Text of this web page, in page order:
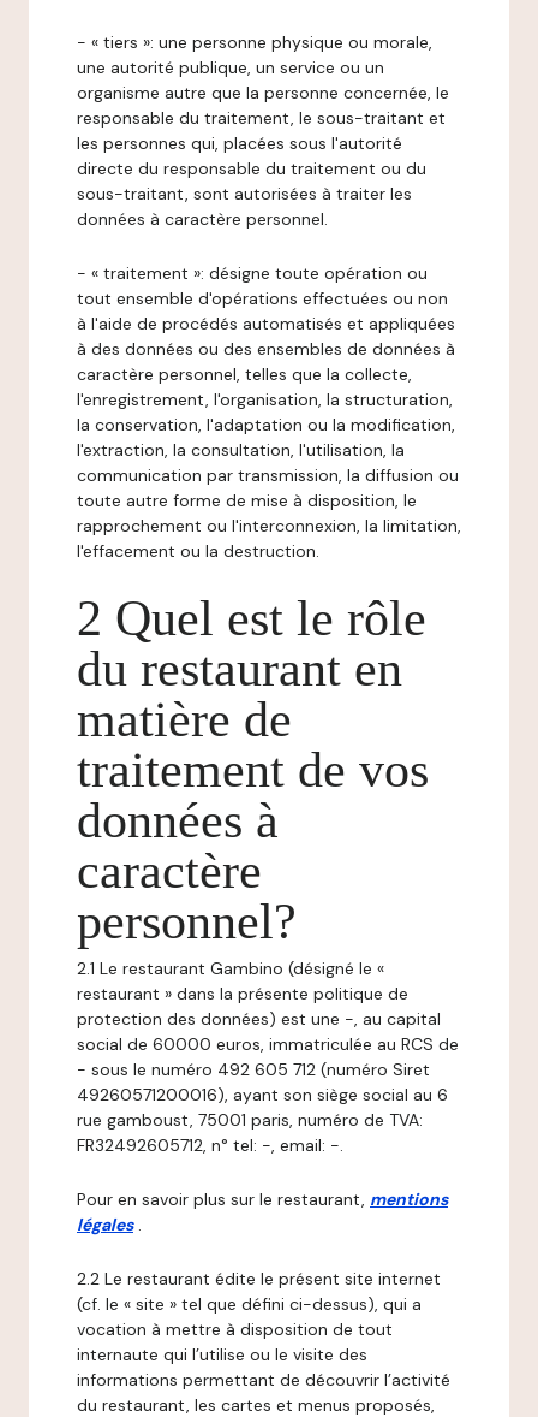
- « tiers »: une personne physique ou morale,
une autorité publique, un service ou un
organisme autre que la personne concernée, le
responsable du traitement, le sous-traitant et
les personnes qui, placées sous l'autorité
directe du responsable du traitement ou du
sous-traitant, sont autorisées à traiter les
données à caractère personnel.
- « traitement »: désigne toute opération ou
tout ensemble d'opérations effectuées ou non
à l'aide de procédés automatisés et appliquées
à des données ou des ensembles de données à
caractère personnel, telles que la collecte,
l'enregistrement, l'organisation, la structuration,
la conservation, l'adaptation ou la modification,
l'extraction, la consultation, l'utilisation, la
communication par transmission, la diffusion ou
toute autre forme de mise à disposition, le
rapprochement ou l'interconnexion, la limitation,
l'effacement ou la destruction.
2 Quel est le rôle
du restaurant en
matière de
traitement de vos
données à
caractère
personnel?
2.1 Le restaurant Gambino (désigné le «
restaurant » dans la présente politique de
protection des données) est une -, au capital
social de 60000 euros, immatriculée au RCS de
- sous le numéro 492 605 712 (numéro Siret
49260571200016), ayant son siège social au 6
rue gamboust, 75001 paris, numéro de TVA:
FR32492605712, n° tel: -, email: -.
Pour en savoir plus sur le restaurant, mentions
légales .
2.2 Le restaurant édite le présent site internet
(cf. le « site » tel que défini ci-dessus), qui a
vocation à mettre à disposition de tout
internaute qui l’utilise ou le visite des
informations permettant de découvrir l’activité
du restaurant, les cartes et menus proposés,